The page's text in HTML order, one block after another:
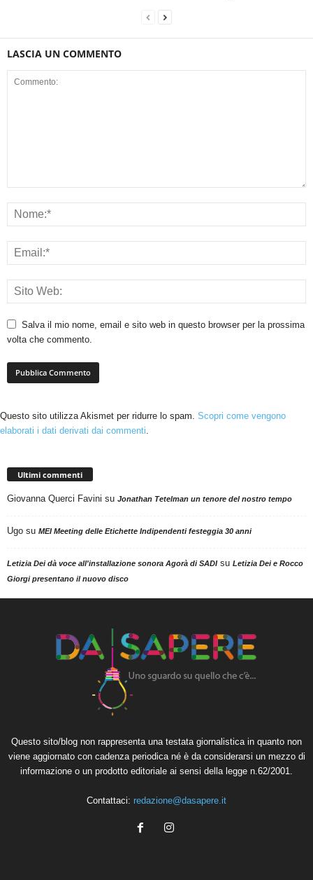
LASCIA UN COMMENTO
Salva il mio nome, email e sito web in questo browser per la prossima
volta che commento.
Questo sito utilizza Akismet per ridurre lo spam. Scopri come vengono
elaborati i dati derivati dai commenti.
Ultimi commenti
Giovanna Querci Favini su Jonathan Tetelman un tenore del nostro tempo
Ugo su MEI Meeting delle Etichette Indipendenti festeggia 30 anni
Letizia Dei dà voce all'installazione sonora Agorà di SADIsu Letizia Dei e Rocco
Giorgi presentano il nuovo disco
Questo sito/blog non rappresenta una testata giornalistica in quanto non
viene aggiornato con cadenza periodica né è da considerarsi un mezzo di
informazione o un prodotto editoriale ai sensi della legge n.62/2001.
Contattaci: redazione@dasapere.it